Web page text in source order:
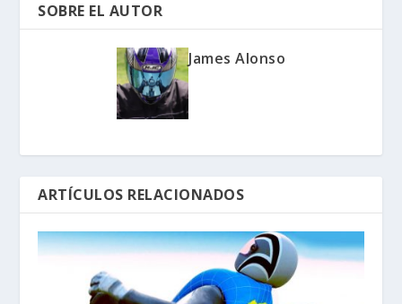
SOBRE EL AUTOR
James Alonso
ARTÍCULOS RELACIONADOS